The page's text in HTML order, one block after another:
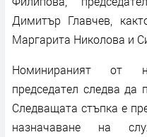
Димитър Главчев,
Маргарита Николова и
Номинираният от
председател следва да
Следващата стъпка е
назначаване на